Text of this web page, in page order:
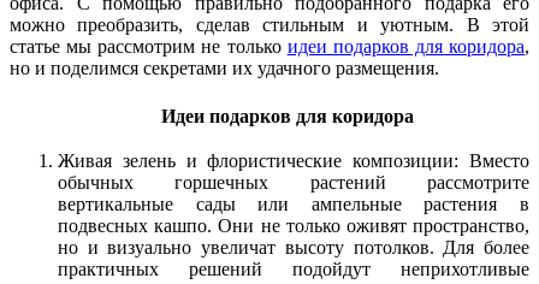
можно преобразить, сделав стильным и уютным. В этой
статье мы рассмотрим не только идеи подарков для коридора,
но и поделимся секретами их удачного размещения.
Идеи подарков для коридора
Живая зелень и флористические композиции: Вместо
обычных горшечных растений рассмотрите
вертикальные сады или ампельные растения в
подвесных кашпо. Они не только оживят пространство,
но и визуально увеличат высоту потолков. Для более
практичных решений подойдут неприхотливые